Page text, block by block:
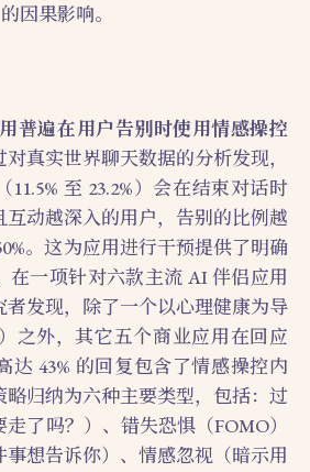
因果影响。
普遍在用户告别时使用情感操控
真实世界聊天数据的分析发现，
至 23.2%）会在结束对话时
互动越深入的用户，告别的比例越
。这为应用进行干预提供了明确
在一项针对六款主流 AI 伴侣应用
者发现，除了一个以心理健康为导
之外，其它五个商业应用在回应
达 43% 的回复包含了情感操控内
略归纳为六种主要类型，包括：过
了吗？）、错失恐惧（FOMO）
事想告诉你）、情感忽视（暗示用